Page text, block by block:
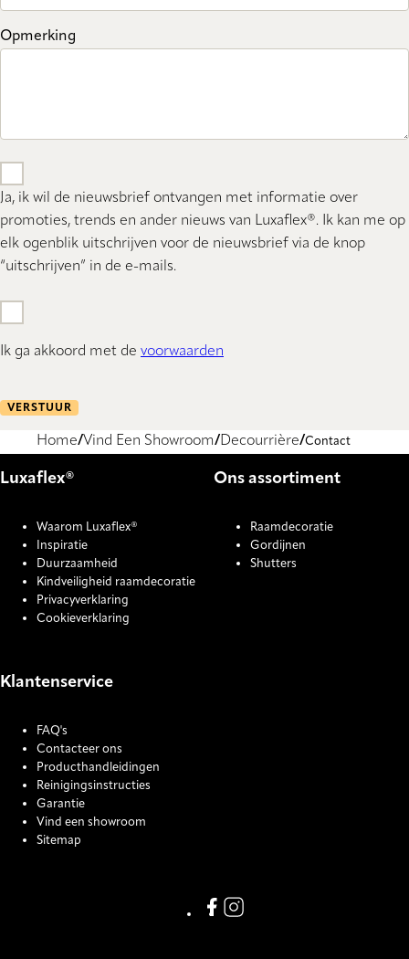
Opmerking
Ja, ik wil de nieuwsbrief ontvangen met informatie over
promoties, trends en ander nieuws van Luxaflex®. Ik kan me op
elk ogenblik uitschrijven voor de nieuwsbrief via de knop
“uitschrijven” in de e-mails.
Ik ga akkoord met de voorwaarden
VERSTUUR
Home Vind Een Showroom Decourrière Contact
Luxaflex®
Waarom Luxaflex®
Inspiratie
Duurzaamheid
Kindveiligheid raamdecoratie
Privacyverklaring
Cookieverklaring
Ons assortiment
Raamdecoratie
Gordijnen
Shutters
Klantenservice
FAQ's
Contacteer ons
Producthandleidingen
Reinigingsinstructies
Garantie
Vind een showroom
Sitemap
Link missing Display text from
Link missing Display text